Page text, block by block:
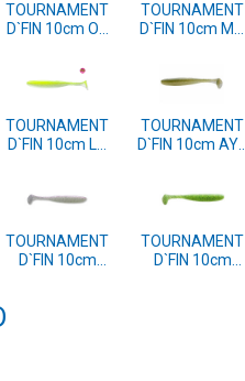
TOURNAMENT
D`FIN 10cm OS
TOURNAMENT
D`FIN 10cm MO
TOURNAMENT
D`FIN 10cm LP
TOURNAMENT
D`FIN 10cm AYU
TOURNAMENT
D`FIN 10cm
TOURNAMENT
D`FIN 10cm